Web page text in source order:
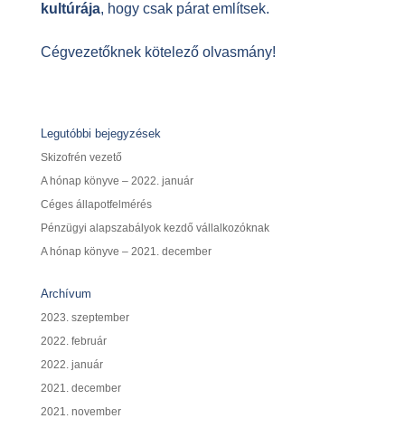
kultúrája, hogy csak párat említsek.
Cégvezetőknek kötelező olvasmány!
Legutóbbi bejegyzések
Skizofrén vezető
A hónap könyve – 2022. január
Céges állapotfelmérés
Pénzügyi alapszabályok kezdő vállalkozóknak
A hónap könyve – 2021. december
Archívum
2023. szeptember
2022. február
2022. január
2021. december
2021. november